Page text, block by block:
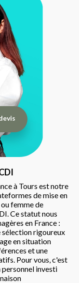
à Tours est notre
de mise en
femme de
Ce statut nous
en France :
sélection rigoureux
en situation
et une
Pour vous, c'est
investi